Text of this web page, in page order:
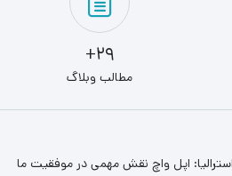
29+
مطالب وبلاگ
اپل واچ نقش مهمی در موفقیت ما